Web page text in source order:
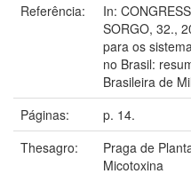
Referência:
In:
SORGO, 32.,
para os
no Brasil:
Brasileira de
Páginas:
p. 14.
Thesagro:
Praga de
Micotoxina